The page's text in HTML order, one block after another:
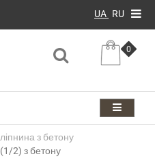
UA RU
0
з бетону
2) з бетону